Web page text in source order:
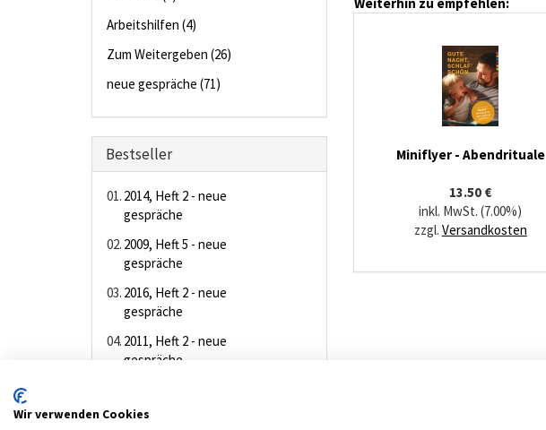
Miniflyer - Abendrituale
13.50 €
inkl. MwSt. (7.00%)
zzgl. Versandkosten
Arbeitshilfen (4)
Zum Weitergeben (26)
neue gespräche (71)
Bestseller
01. 2014, Heft 2 - neue
gespräche
02. 2009, Heft 5 - neue
gespräche
03. 2016, Heft 2 - neue
gespräche
04. 2011, Heft 2 - neue
gespräche
gespräche
Wir verwenden Cookies